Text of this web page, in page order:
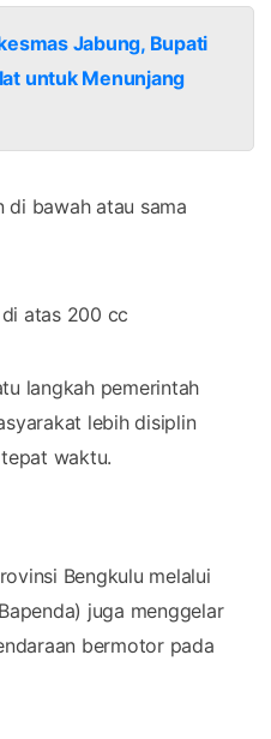
Jabung, Bupati
untuk Menunjang
di bawah atau sama
atas 200 cc
langkah pemerintah
lebih disiplin
waktu.
Bengkulu melalui
juga menggelar
bermotor pada